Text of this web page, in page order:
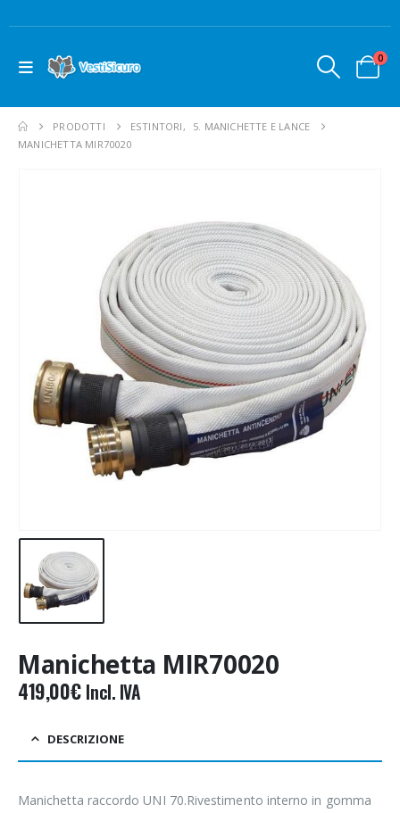
0
PRODOTTI ESTINTORI,
5. MANICHETTE E LANCE
MANICHETTA MIR70020
Manichetta MIR70020
419,00€ Incl. IVA
DESCRIZIONE
Manichetta raccordo UNI 70.Rivestimento interno in gomma